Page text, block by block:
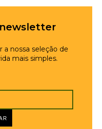
a nossa seleção de
mais simples.